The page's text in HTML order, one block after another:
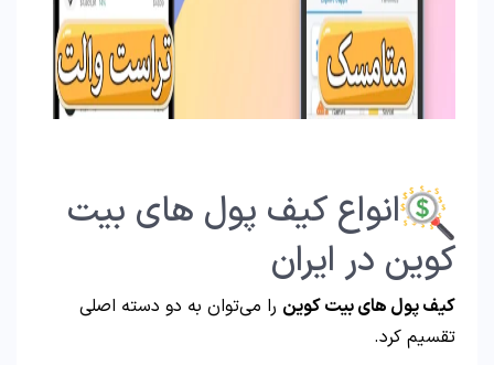
انواع کیف پول‌ های بیت
کوین در ایران
کیف پول‌ های بیت کوین را می‌توان به دو دسته اصلی
تقسیم کرد.